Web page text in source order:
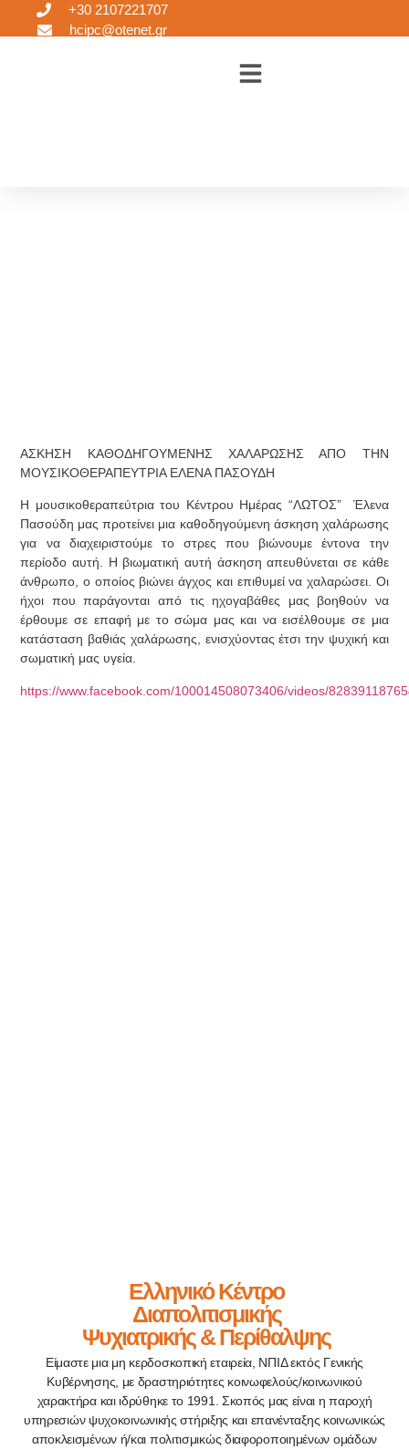
+30 2107221707
hcipc@otenet.gr
AΣΚΗΣΗ ΚΑΘΟΔΗΓΟΥΜΕΝΗΣ ΧΑΛΑΡΩΣΗΣ ΑΠΟ ΤΗΝ
ΜΟΥΣΙΚΟΘΕΡΑΠΕΥΤΡΙΑ ΕΛΕΝΑ ΠΑΣΟΥΔΗ
Η μουσικοθεραπεύτρια του Κέντρου Ημέρας “ΛΩΤΟΣ” Έλενα
Πασούδη μας προτείνει μια καθοδηγούμενη άσκηση χαλάρωσης
για να διαχειριστούμε το στρες που βιώνουμε έντονα την
περίοδο αυτή. Η βιωματική αυτή άσκηση απευθύνεται σε κάθε
άνθρωπο, ο οποίος βιώνει άγχος και επιθυμεί να χαλαρώσει. Οι
ήχοι που παράγονται από τις ηχογαβάθες μας βοηθούν να
έρθουμε σε επαφή με το σώμα μας και να εισέλθουμε σε μια
κατάσταση βαθιάς χαλάρωσης, ενισχύοντας έτσι την ψυχική και
σωματική μας υγεία.
https://www.facebook.com/100014508073406/videos/
Ελληνικό Κέντρο
Διαπολιτισμικής
Ψυχιατρικής & Περίθαλψης
Είμαστε μια μη κερδοσκοπική εταιρεία, ΝΠΙΔ εκτός Γενικής
Κυβέρνησης, με δραστηριότητες κοινωφελούς/κοινωνικού
χαρακτήρα και ιδρύθηκε το 1991. Σκοπός μας είναι η παροχή
υπηρεσιών ψυχοκοινωνικής στήριξης και επανένταξης κοινωνικώς
αποκλεισμένων ή/και πολιτισμικώς διαφοροποιημένων ομάδων